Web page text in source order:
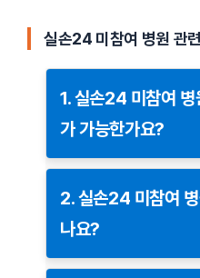
실손24 미참여 병원 관
1. 실손24 미참여
가 가능한가요?
네, 가능합니다. 실손24
작성하여 보험 청구를 진
미참여 병원에서 진료
를 받아야 합니다.
2. 실손24 미참여
나요?
병원이 실손24 시스템에